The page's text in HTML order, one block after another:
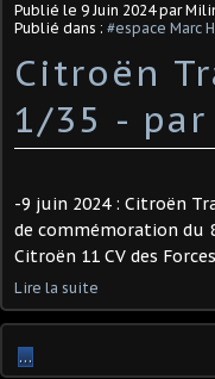
Publié le 9 Juin 2024par
Publié dans : #espace Marc
Citroën
1/35 - par
-9 juin 2024 : Citroën
de commémoration du
Citroën 11 CV des
Lire la suite
…